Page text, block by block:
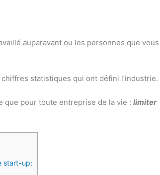
auparavant ou les personnes que vous
statistiques qui ont défini l’industrie.
que pour toute entreprise de la vie : limiter
start-up: